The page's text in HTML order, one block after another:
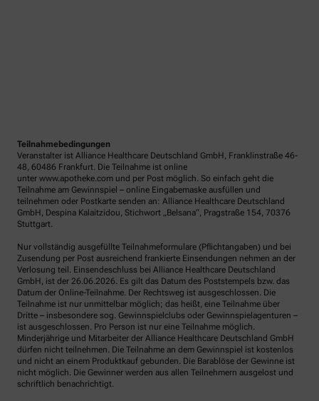
Teilnahmebedingungen
Veranstalter ist Alliance Healthcare Deutschland GmbH, Franklinstraße 46-
48, 60486 Frankfurt. Die Teilnahme ist online
unter www.apotheke.com und per Post möglich. So einfach geht die
Teilnahme am Gewinnspiel – online Eingabemaske ausfüllen und
teilnehmen oder Postkarte senden an: Alliance Healthcare Deutschland
GmbH, Despina Kalaitzidou, Stichwort „Belsana“, Pragstraße 154, 70376
Stuttgart.
Nur vollständig ausgefüllte Teilnahmeformulare (Pflichtangaben) und bei
Zusendung per Post ausreichend frankierte Einsendungen nehmen an der
Verlosung teil. Einsendeschluss bei Alliance Healthcare Deutschland
GmbH, ist der 26.06.2026. Es gilt das Datum des Poststempels bzw. das
Datum der Online-Teilnahme. Der Rechtsweg ist ausgeschlossen. Die
Teilnahme ist nur unmittelbar möglich; das heißt, eine Teilnahme über
Dritte – insbesondere sog. Gewinnspielclubs oder Gewinnspielagenturen –
ist ausgeschlossen. Pro Person ist nur eine Teilnahme möglich.
Minderjährige und Mitarbeiter der Alliance Healthcare Deutschland GmbH
dürfen nicht teilnehmen. Die Teilnahme an dem Gewinnspiel ist kostenlos
und nicht an einem Produktkauf gebunden. Die Barablöse der Gewinne ist
nicht möglich. Die Gewinner werden aus allen Teilnehmern ausgelost und
schriftlich benachrichtigt.